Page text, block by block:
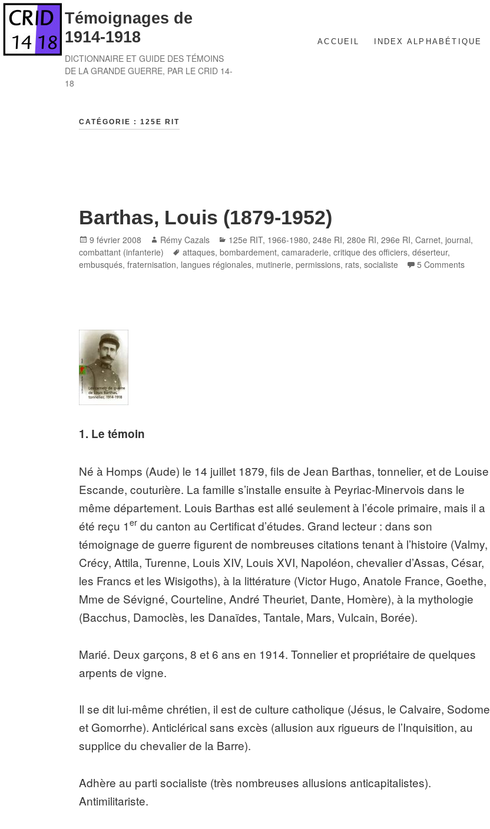
Skip
content
Témoignages de
1914-1918
DICTIONNAIRE ET GUIDE DES TÉMOINS
DE LA GRANDE GUERRE, PAR LE CRID 14-
18
ACCUEIL INDEX ALPHABÉTIQUE
CATÉGORIE :125E RIT
Barthas, Louis (1879-1952)
Posted
on
9 février 2008 Author
Rémy Cazals Categories
125e RIT, 1966-1980,248e RI,280e RI,296e RI,Carnet, journal,
combattant (infanterie)
Tags
attaques,bombardement,camaraderie,critique des officiers,déserteur,
embusqués,fraternisation, langues régionales, mutinerie,permissions, rats,socialiste 5 Comments
1. Le témoin
Né à Homps (Aude) le 14 juillet 1879, fils de Jean Barthas, tonnelier, et de Louise
Escande, couturière. La famille s’installe ensuite à Peyriac-Minervois dans le
même département. Louis Barthas est allé seulement à l’école primaire, mais il a
été reçu 1er du canton au Certificat d’études. Grand lecteur : dans son
témoignage de guerre figurent de nombreuses citations tenant à l’histoire (Valmy,
Crécy, Attila, Turenne, Louis XIV, Louis XVI, Napoléon, chevalier d’Assas, César,
les Francs et les Wisigoths), à la littérature (Victor Hugo, Anatole France, Goethe,
Mme de Sévigné, Courteline, André Theuriet, Dante, Homère), à la mythologie
(Bacchus, Damoclès, les Danaïdes, Tantale, Mars, Vulcain, Borée).
Marié. Deux garçons, 8 et 6 ans en 1914. Tonnelier et propriétaire de quelques
arpents de vigne.
Il se dit lui-même chrétien, il est de culture catholique (Jésus, le Calvaire, Sodome
et Gomorrhe). Anticlérical sans excès (allusion aux rigueurs de l’Inquisition, au
supplice du chevalier de la Barre).
Adhère au parti socialiste (très nombreuses allusions anticapitalistes).
Antimilitariste.